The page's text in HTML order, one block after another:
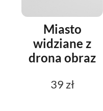
Miasto
widziane z
drona obraz
39 zł